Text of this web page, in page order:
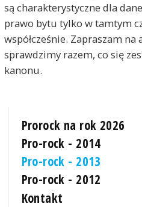
są charakterystyczne dla
prawo bytu tylko w tamtym
współcześnie. Zapraszam na
sprawdzimy razem, co się
kanonu.
Prorock na rok 2026
Pro-rock - 2014
Pro-rock - 2013
Pro-rock - 2012
Kontakt